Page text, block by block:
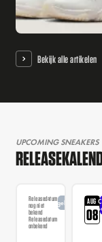
Bekijk alle artikelen
UPCOMING SNEAKERS
Releasedatum
nog niet
bekend
Releasedatum
onbekend
Aangekondigd AUG
08